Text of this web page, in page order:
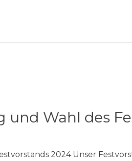
Wahl des
2024 Unser